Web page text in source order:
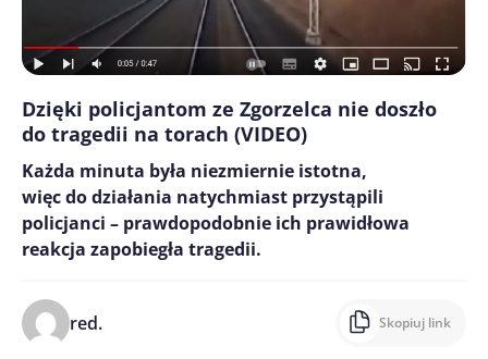
Dzięki policjantom ze Zgorzelca nie doszło
do tragedii na torach (VIDEO)
Każda minuta była niezmiernie istotna,
więc do działania natychmiast przystąpili
policjanci – prawdopodobnie ich prawidłowa
reakcja zapobiegła tragedii.
red. Skopiuj link